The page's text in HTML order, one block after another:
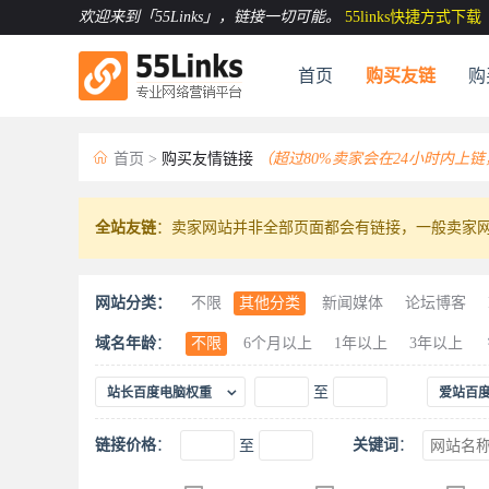
欢迎来到「55Links」 ，链接一切可能。 55links快捷方式下载
首页 购买友链
 首页 > 购买友情链接 （超过80%卖家会在24小时内上
全站友链：卖家网站并非全部页面都会有链接，一般卖家
网站分类： 不限 其他分类 新闻媒体 论坛博客
农林牧渔
动物宠物 休闲娱乐
食品美
家电数码
工艺礼品 机械五金 科技汽
域名年龄： 不限 6个月以上 1年以上 3年以上
站长百度电脑权重  至 爱站百
链接价格： 至 关键词 ：